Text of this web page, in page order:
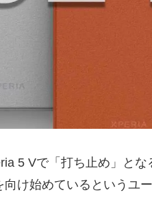
5 Vで「打ち止め」とな
け始めているというユ